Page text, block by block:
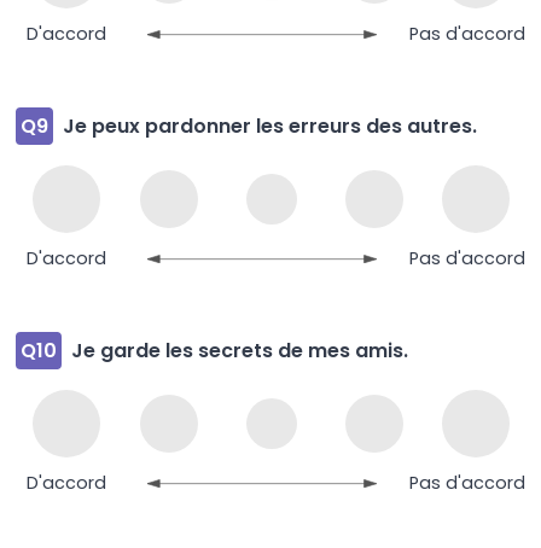
D'accord Pas d'accord
Q9 Je peux pardonner les erreurs des autres.
D'accord Pas d'accord
Q10 Je garde les secrets de mes amis.
D'accord Pas d'accord